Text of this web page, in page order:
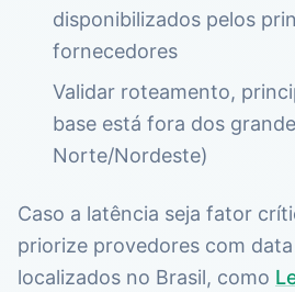
disponibilizados pelos
fornecedores
Validar roteamento,
base está fora dos
Norte/Nordeste)
Caso a latência seja fator
priorize provedores com
localizados no Brasil, como